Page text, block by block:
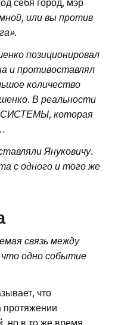
или вы против
.
позиционировал
и противоставлял
количество
В реальности
СИСТЕМЫ, которая
Януковичу.
с одного и того же
связь между
одно событие
что
протяжении
но в то же время